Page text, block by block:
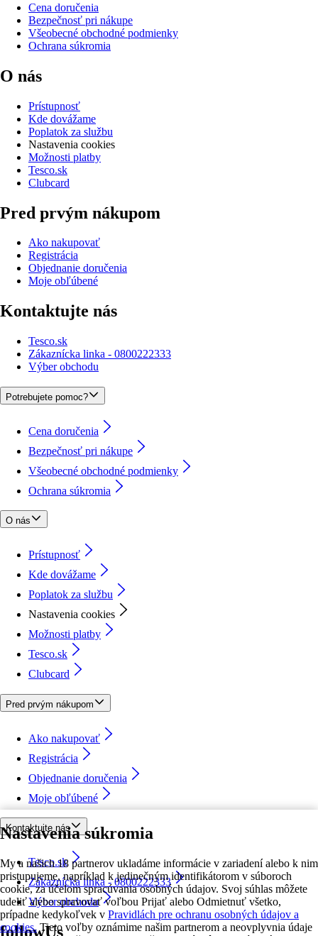
Nastavenia súkromia
My a našich 18 partnerov ukladáme informácie v zariadení alebo k nim
pristupujeme, napríklad k jedinečným identifikátorom v súboroch
cookie, za účelom spracúvania osobných údajov. Svoj súhlas môžete
udeliť alebo spravovať voľbou Prijať alebo Odmietnuť všetko,
prípadne kedykoľvek v Pravidlách pre ochranu osobných údajov a
cookies. Tieto voľby oznámime našim partnerom a neovplyvnia údaje
Cena doručenia
Bezpečnosť pri nákupe
Všeobecné obchodné podmienky
Ochrana súkromia
O nás
Prístupnosť
Kde dovážame
Poplatok za službu
Nastavenia cookies
Možnosti platby
Tesco.sk
Clubcard
Pred prvým nákupom
Ako nakupovať
Registrácia
Objednanie doručenia
Moje obľúbené
Kontaktujte nás
Tesco.sk
Zákaznícka linka - 0800222333
Výber obchodu
Potrebujete pomoc?
Cena doručenia
Bezpečnosť pri nákupe
Všeobecné obchodné podmienky
Ochrana súkromia
O nás
Prístupnosť
Kde dovážame
Poplatok za službu
Nastavenia cookies
Možnosti platby
Tesco.sk
Clubcard
Pred prvým nákupom
Ako nakupovať
Registrácia
Objednanie doručenia
Moje obľúbené
Kontaktujte nás
Tesco.sk
Zákaznícka linka - 0800222333
Výber obchodu
followUs